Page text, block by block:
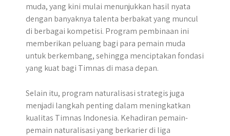
muda, yang kini mulai menunjukkan hasil nyata
dengan banyaknya talenta berbakat yang muncul
di berbagai kompetisi. Program pembinaan ini
memberikan peluang bagi para pemain muda
untuk berkembang, sehingga menciptakan fondasi
yang kuat bagi Timnas di masa depan.
Selain itu, program naturalisasi strategis juga
menjadi langkah penting dalam meningkatkan
kualitas Timnas Indonesia. Kehadiran pemain-
pemain naturalisasi yang berkarier di liga